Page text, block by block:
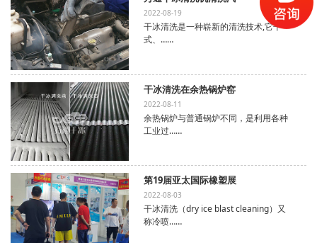
2022-08-19
干冰清洗是一种崭新的清洗技术,它干
式、……
干冰清洗在余热锅炉窑
2022-08-11
余热锅炉与普通锅炉不同，是利用各种
工业过……
第19届亚太国际橡塑展
2022-08-03
干冰清洗（dry ice blast cleaning）又
称冷喷……